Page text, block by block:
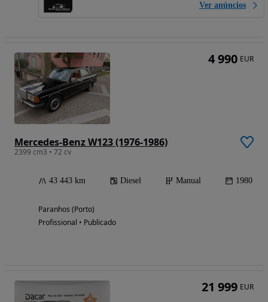
Ver anúncios
Mercedes-Benz W123 (1976-1986)
2399 cm3 • 72 cv
43 443 km Diesel Manual 1980
Paranhos (Porto)
Profissional • Publicado
4 990 EUR
21 999 EUR